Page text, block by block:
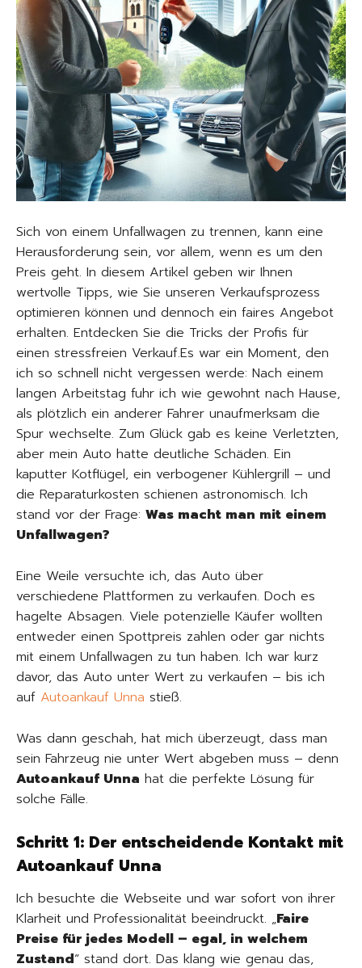
Sich von einem Unfallwagen zu trennen, kann eine
Herausforderung sein, vor allem, wenn es um den
Preis geht. In diesem Artikel geben wir Ihnen
wertvolle Tipps, wie Sie unseren Verkaufsprozess
optimieren können und dennoch ein faires Angebot
erhalten. Entdecken Sie die Tricks der Profis für
einen stressfreien Verkauf.Es war ein Moment, den
ich so schnell nicht vergessen werde: Nach einem
langen Arbeitstag fuhr ich wie gewohnt nach Hause,
als plötzlich ein anderer Fahrer unaufmerksam die
Spur wechselte. Zum Glück gab es keine Verletzten,
aber mein Auto hatte deutliche Schäden. Ein
kaputter Kotflügel, ein verbogener Kühlergrill – und
die Reparaturkosten schienen astronomisch. Ich
stand vor der Frage: Was macht man mit einem
Unfallwagen?
Eine Weile versuchte ich, das Auto über
verschiedene Plattformen zu verkaufen. Doch es
hagelte Absagen. Viele potenzielle Käufer wollten
entweder einen Spottpreis zahlen oder gar nichts
mit einem Unfallwagen zu tun haben. Ich war kurz
davor, das Auto unter Wert zu verkaufen – bis ich
auf Autoankauf Unna stieß.
Was dann geschah, hat mich überzeugt, dass man
sein Fahrzeug nie unter Wert abgeben muss – denn
Autoankauf Unna hat die perfekte Lösung für
solche Fälle.
Schritt 1: Der entscheidende Kontakt mit
Autoankauf Unna
Ich besuchte die Webseite und war sofort von ihrer
Klarheit und Professionalität beeindruckt. „Faire
Preise für jedes Modell – egal, in welchem
Zustand“ stand dort. Das klang wie genau das,